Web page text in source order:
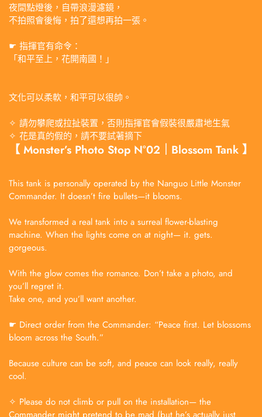
夜間點燈後，自帶浪漫濾鏡，
不拍照會後悔，拍了還想再拍一張。
☛ 指揮官有命令：
「和平至上，花開南國！」
文化可以柔軟，和平可以很帥。
✧ 請勿攀爬或拉扯裝置，否則指揮官會假裝很嚴肅地生氣
✧ 花是真的假的，請不要試著摘下
【 Monster’s Photo Stop N°02｜Blossom Tank 】
This tank is personally operated by the Nanguo Little Monster
Commander. It doesn’t fire bullets—it blooms.
We transformed a real tank into a surreal flower-blasting
machine. When the lights come on at night— it. gets.
gorgeous.
With the glow comes the romance. Don’t take a photo, and
you’ll regret it.
Take one, and you’ll want another.
☛ Direct order from the Commander: “Peace first. Let blossoms
bloom across the South.”
Because culture can be soft, and peace can look really, really
cool.
✧ Please do not climb or pull on the installation— the